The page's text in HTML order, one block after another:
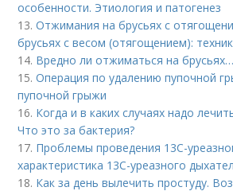
особенности. Этиология и патогенез
13.Отжимания на брусьях с
брусьях с весом (отягощением):
14. Вредно ли отжиматься на брусьях…
15.Операция по удалению пупочной
пупочной грыжи
16. Когда и в каких случаях надо
Что это за бактерия?
17. Проблемы проведения 13С-
характеристика 13С-уреазного
18. Как за день вылечить простуду.